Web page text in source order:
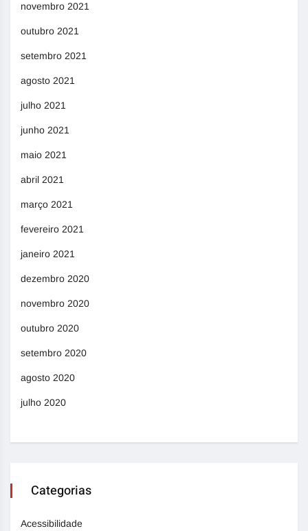
novembro 2021
outubro 2021
setembro 2021
agosto 2021
julho 2021
junho 2021
maio 2021
abril 2021
março 2021
fevereiro 2021
janeiro 2021
dezembro 2020
novembro 2020
outubro 2020
setembro 2020
agosto 2020
julho 2020
Categorias
Acessibilidade